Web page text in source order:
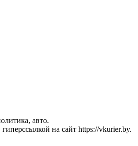
авто.
на сайт https://vkurier.by.